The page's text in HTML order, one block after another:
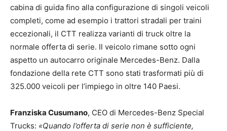
cabina di guida fino alla configurazione di singoli veicoli
completi, come ad esempio i trattori stradali per traini
eccezionali, il CTT realizza varianti di truck oltre la
normale offerta di serie. Il veicolo rimane sotto ogni
aspetto un autocarro originale Mercedes-Benz. Dalla
fondazione della rete CTT sono stati trasformati più di
325.000 veicoli per l’impiego in oltre 140 Paesi.
Franziska Cusumano, CEO di Mercedes-Benz Special
Trucks: «Quando l’offerta di serie non è sufficiente,